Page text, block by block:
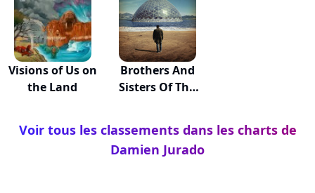
Visions of Us on
the Land
Brothers And
Sisters Of The
Voir tous les classements dans les charts de
Damien Jurado